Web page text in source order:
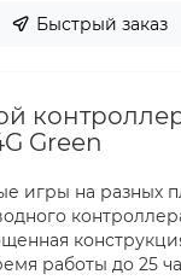
Быстрый заказ
Green
игры на разных
работы до 25